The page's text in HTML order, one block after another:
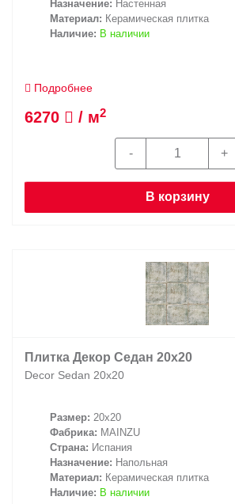
Назначение: Настенная
Материал: Керамическая плитка
Наличие: В наличии
Подробнее
6270 / м2
В корзину
Плитка Декор Седан 20х20
Decor Sedan 20х20
Размер: 20x20
Фабрика: MAINZU
Страна: Испания
Назначение: Напольная
Материал: Керамическая плитка
Наличие: В наличии